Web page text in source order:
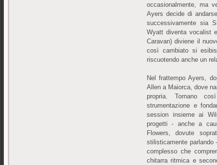
occasionalmente, ma
Ayers decide di
successivamente sia
Wyatt diventa vocalist
Caravan) diviene il
così cambiato si
riscuotendo anche un
Nel frattempo Ayers,
Allen a Maiorca, dove
propria. Tornano
strumentazione e
session insieme ai
progetti - anche a
Flowers, dovute
stilisticamente
complesso che
chitarra ritmica e